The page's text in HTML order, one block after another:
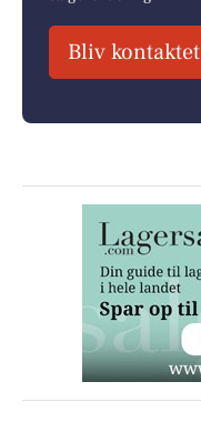
Bliv kontaktet